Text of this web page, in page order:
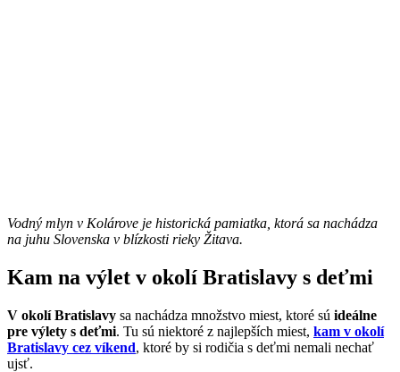
Vodný mlyn v Kolárove je historická pamiatka, ktorá sa nachádza
na juhu Slovenska v blízkosti rieky Žitava.
Kam na výlet v okolí Bratislavy s deťmi
V okolí Bratislavy sa nachádza množstvo miest, ktoré sú ideálne
pre výlety s deťmi. Tu sú niektoré z najlepších miest, kam v okolí
Bratislavy cez víkend, ktoré by si rodičia s deťmi nemali nechať
ujsť.